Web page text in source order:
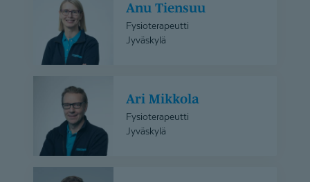
Tiensuu
Anu Tiensuu
Fysioterapeutti
Jyväskylä
Mikkola
Ari Mikkola
Fysioterapeutti
Jyväskylä